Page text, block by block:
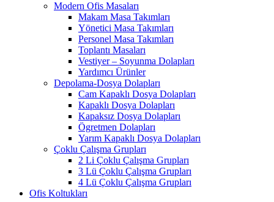
Modern Ofis Masaları
Makam Masa Takımları
Yönetici Masa Takımları
Personel Masa Takımları
Toplantı Masaları
Vestiyer – Soyunma Dolapları
Yardımcı Ürünler
Depolama-Dosya Dolapları
Cam Kapaklı Dosya Dolapları
Kapaklı Dosya Dolapları
Kapaksız Dosya Dolapları
Ögretmen Dolapları
Yarım Kapaklı Dosya Dolapları
Çoklu Çalışma Grupları
2 Li Çoklu Çalışma Grupları
3 Lü Çoklu Çalışma Grupları
4 Lü Çoklu Çalışma Grupları
Ofis Koltukları